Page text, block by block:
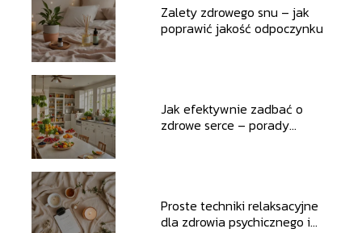
Zalety zdrowego snu – jak
poprawić jakość odpoczynku
Jak efektywnie zadbać o
zdrowe serce – porady
Proste techniki relaksacyjne
dla zdrowia psychicznego i